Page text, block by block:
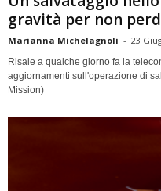
gravità per non
Marianna Michelagnoli - 23
Risale a qualche giorno fa la
aggiornamenti sull'operazione di
Mission)